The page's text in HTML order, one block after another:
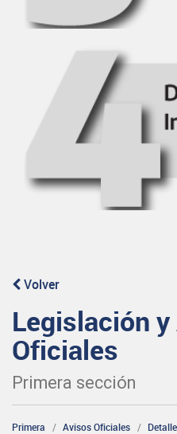
Volver
Legislación
Oficiales
Primera sección
Primera Avisos Oficiales Detalle